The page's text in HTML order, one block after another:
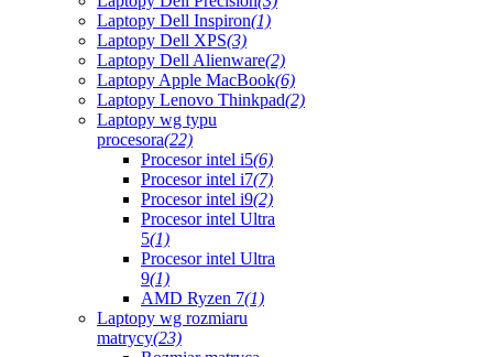
Laptopy Dell Inspiron(1)
Laptopy Dell XPS(3)
Laptopy Dell Alienware(2)
Laptopy Apple MacBook(6)
Laptopy Lenovo Thinkpad(2)
Laptopy wg typu
procesora(22)
Procesor intel i5(6)
Procesor intel i7(7)
Procesor intel i9(2)
Procesor intel Ultra
5(1)
Procesor intel Ultra
9(1)
AMD Ryzen 7(1)
Laptopy wg rozmiaru
matrycy(23)